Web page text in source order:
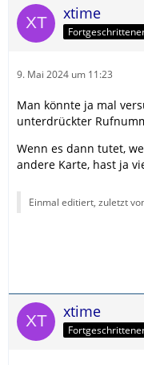
xtime
9. Mai 2024 um 11:23
Man könnte ja mal
unterdrückter
Wenn es dann tutet,
andere Karte, hast ja
Einmal editiert, zuletzt
xtime